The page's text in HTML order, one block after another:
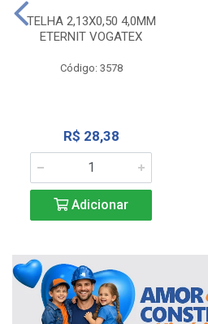
TELHA 2,13X0,50 4,0MM
ETERNIT VOGATEX
Código: 3578
R$ 28,38
Adicionar